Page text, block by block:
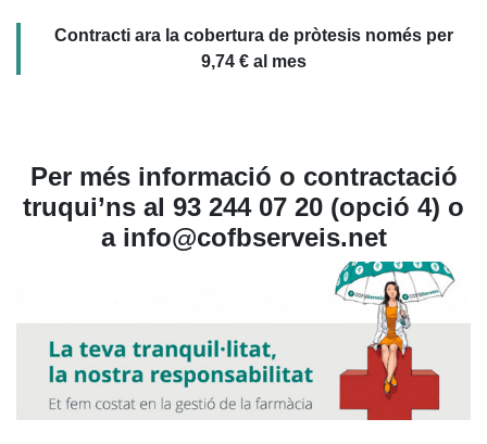
Contracti ara la cobertura de pròtesis només per
9,74 € al mes
Per més informació o contractació
truqui’ns al 93 244 07 20 (opció 4) o
a info@cofbserveis.net